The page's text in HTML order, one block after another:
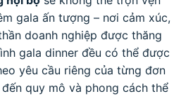
gala ấn tượng – nơi cảm xúc,
doanh nghiệp được thăng
gala dinner đều có thể được
yêu cầu riêng của từng đơn
quy mô và phong cách thể